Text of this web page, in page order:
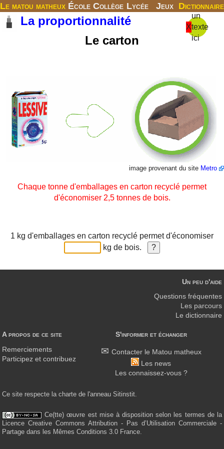
Le matou matheux École Collège Lycée Jeux Dictionnaire
X
un
texte
ici
La proportionnalité
Le carton
image provenant du site Metro
Chaque tonne d'emballages en carton recyclé permet
d'économiser 2,5 tonnes de bois.
1 kg d'emballages en carton recyclé permet d'économiser
kg de bois.
A propos de ce site
Remerciements
Participez et contribuez
S'informer et échanger
Contacter le Matou matheux
Les news
Les connaissez-vous ?
Un peu d'aide
Questions fréquentes
Les parcours
Le dictionnaire
Ce site respecte la charte de l'anneau Sitinstit.
Ce(tte) œuvre est mise à disposition selon les termes de la
Licence Creative Commons Attribution - Pas d’Utilisation Commerciale -
Partage dans les Mêmes Conditions 3.0 France.